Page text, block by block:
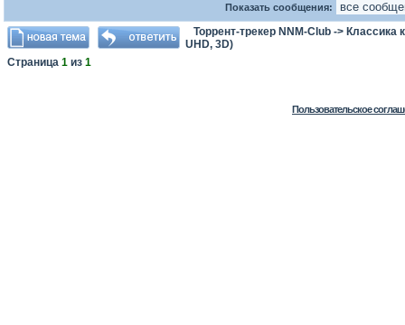
Показать сообщения:
Торрент-трекер NNM-Club -> Классика
UHD, 3D)
Страница 1 из 1
Пользовательское